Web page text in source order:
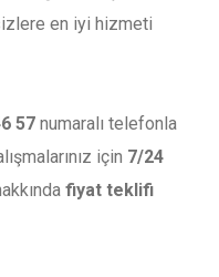
en iyi hizmeti
57 numaralı telefonla
için 7/24
fiyat teklifi